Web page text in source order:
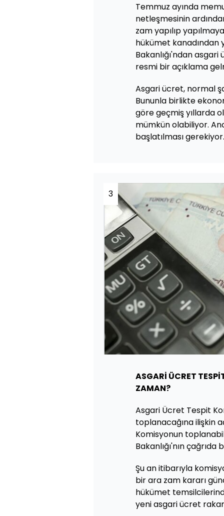
Temmuz ayında
netleşmesinin
zam yapılıp
hükümet kanadından
Bakanlığı'ndan
resmi bir açıklama
Asgari ücret, normal
Bununla birlikte
göre geçmiş yıllarda
mümkün olabiliyor.
başlatılması gerekiyor.
3
ASGARİ ÜCRET
ZAMAN?
Asgari Ücret Tespit
toplanacağına ilişkin
Komisyonun
Bakanlığı'nın
Şu an itibarıyla
bir ara zam kararı
hükümet
yeni asgari ücret